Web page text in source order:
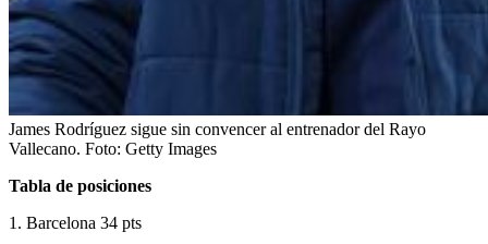
James Rodríguez sigue sin convencer al entrenador del Rayo
Vallecano. Foto: Getty Images
Tabla de posiciones
1. Barcelona 34 pts